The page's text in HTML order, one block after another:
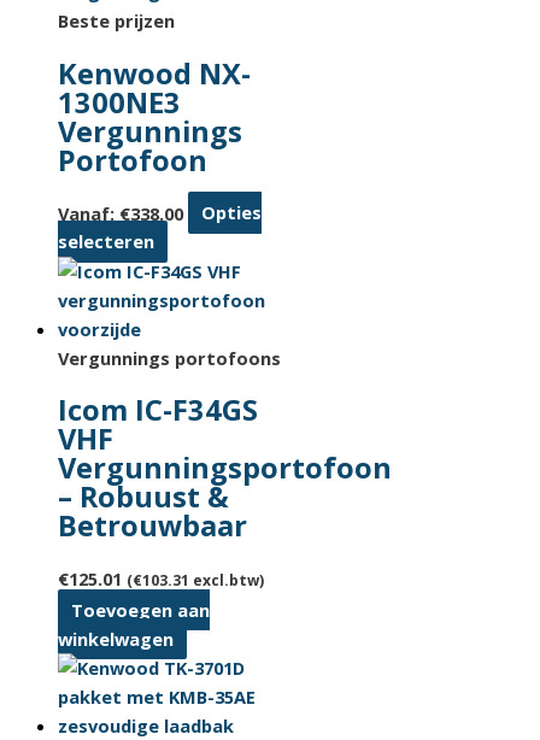
Beste prijzen
Kenwood NX-
1300NE3
Vergunnings
Portofoon
Vanaf: €338.00
Opties
selecteren
Dit
product
heeft
variaties.
optie
gekozen
worden
op
productpagina
Vergunnings portofoons
Icom IC-F34GS
VHF
Vergunningsportofoon
– Robuust &
Betrouwbaar
€125.01 (€103.31 excl.btw)
Toevoegen aan
winkelwagen